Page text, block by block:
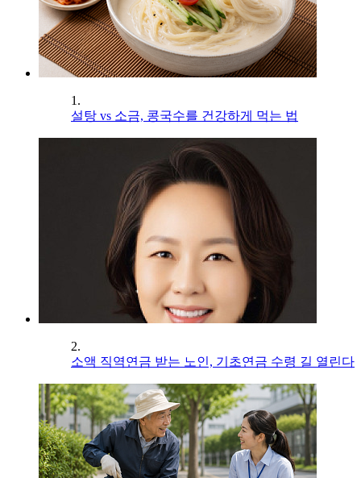
1.
설탕 vs 소금, 콩국수를 건강하게 먹는 법
2.
소액 직역연금 받는 노인, 기초연금 수령 길 열린다